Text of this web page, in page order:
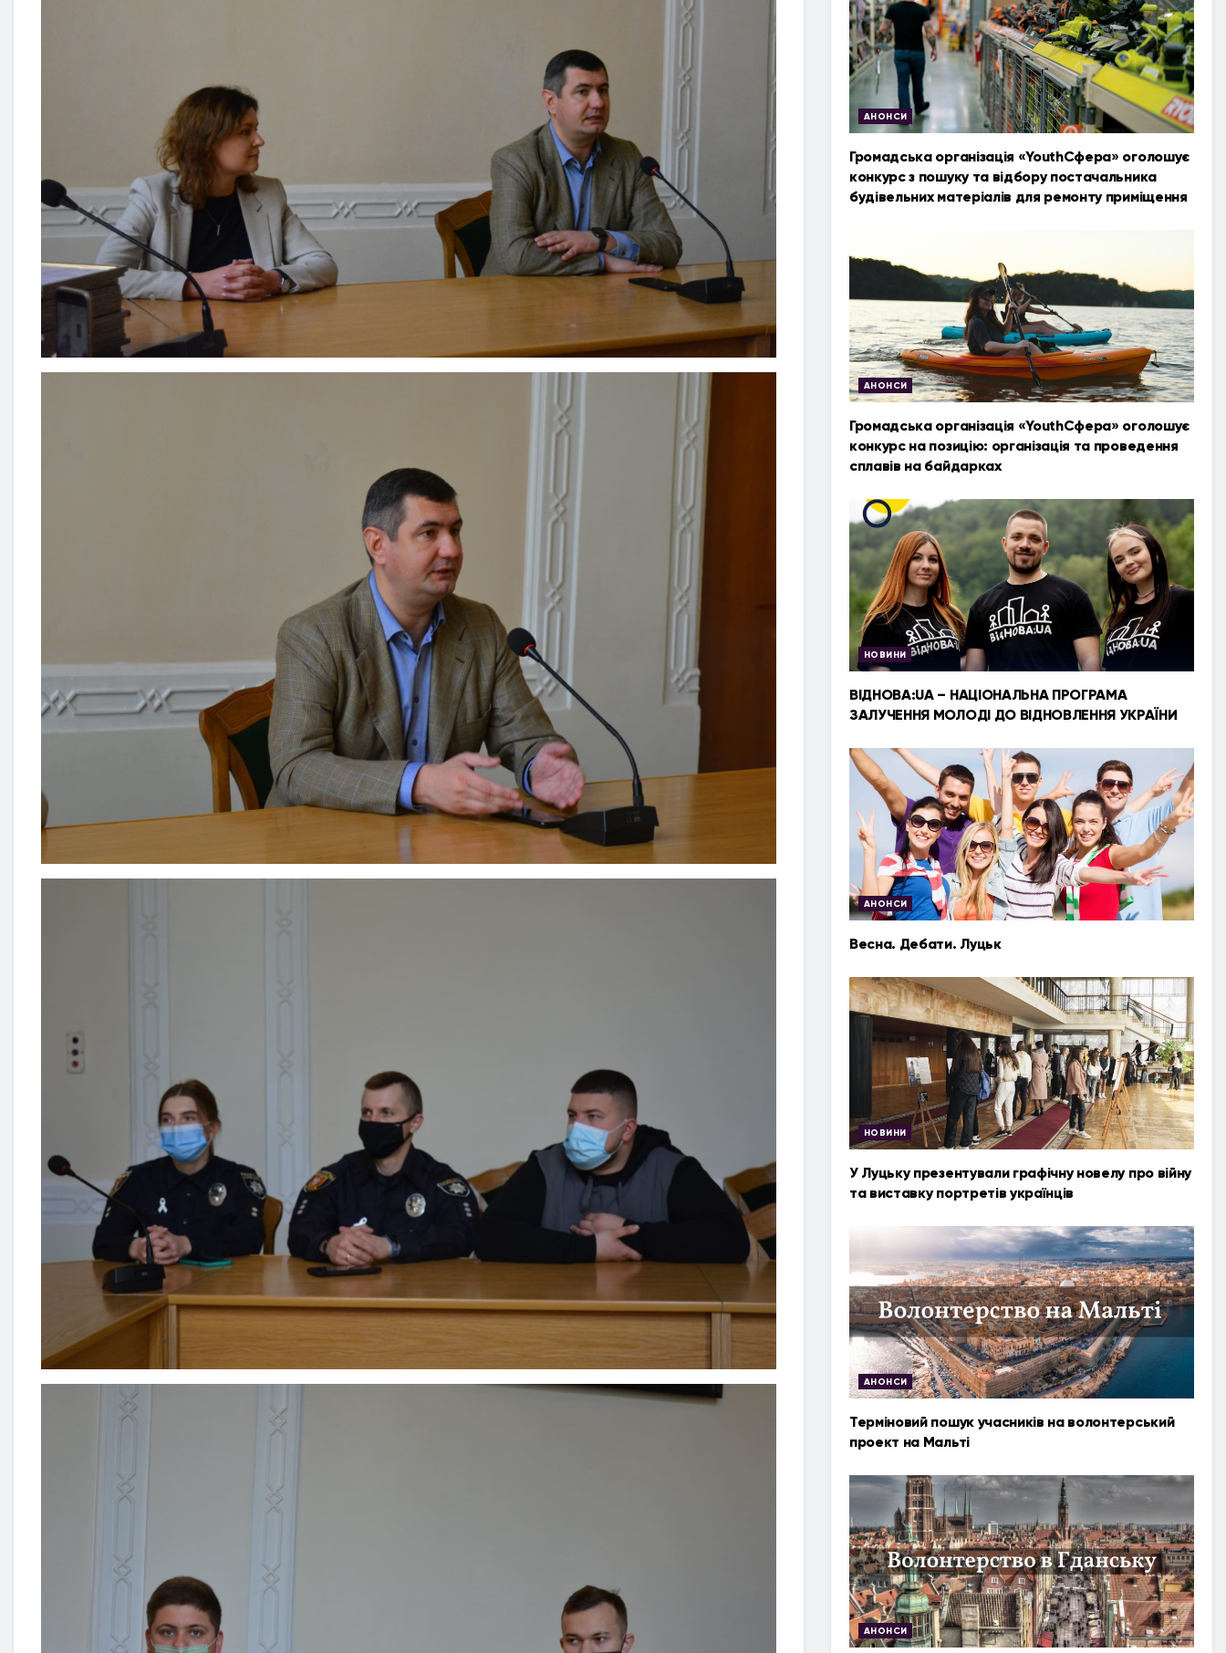
АНОНСИ
Громадська організація «YouthСфера» оголошує
конкурс з пошуку та відбору постачальника
будівельних матеріалів для ремонту приміщення
АНОНСИ
Громадська організація «YouthСфера» оголошує
конкурс на позицію: організація та проведення
сплавів на байдарках
НОВИНИ
ВІДНОВА:UA – НАЦІОНАЛЬНА ПРОГРАМА
ЗАЛУЧЕННЯ МОЛОДІ ДО ВІДНОВЛЕННЯ УКРАЇНИ
АНОНСИ
Весна. Дебати. Луцьк
НОВИНИ
У Луцьку презентували графічну новелу про війну
та виставку портретів українців
АНОНСИ
Терміновий пошук учасників на волонтерський
проект на Мальті
АНОНСИ